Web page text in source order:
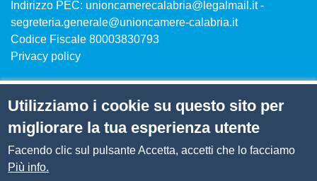
Indirizzo PEC: unioncamerecalabria@legalmail.it -
segreteria.generale@unioncamere-calabria.it
Codice Fiscale 80003830793
Privacy policy
Siti tematici
Menù privacy
Privacy
Utilizziamo i cookie su questo sito per
migliorare la tua esperienza utente
Facendo clic sul pulsante Accetta, accetti che lo facciamo
Più info.